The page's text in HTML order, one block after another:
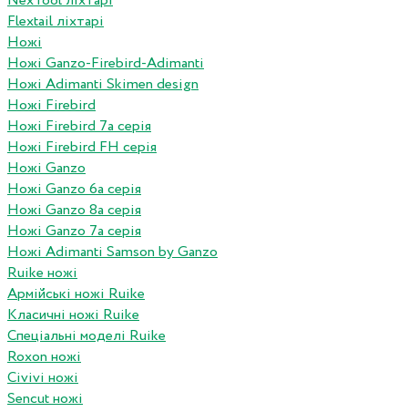
Flextail ліхтарі
Ножі
Ножі Ganzo-Firebird-Adimanti
Ножі Adimanti Skimen design
Ножі Firebird
Ножі Firebird 7а серія
Ножі Firebird FH серія
Ножі Ganzo
Ножі Ganzo 6а серія
Ножі Ganzo 8а серія
Ножі Ganzo 7а серія
Ножі Adimanti Samson by Ganzo
Ruike ножі
Армійські ножі Ruike
Класичні ножі Ruike
Спеціальні моделі Ruike
Roxon ножi
Civivi ножі
Sencut ножі